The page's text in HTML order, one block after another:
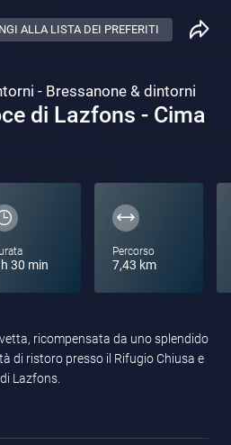
ALLA LISTA DEI PREFERITI
- Bressanone & dintorni
di Lazfons - Cima
30 min
Percorso
7,43 km
ricompensata da uno splendido
di ristoro presso il Rifugio Chiusa e
Lazfons.